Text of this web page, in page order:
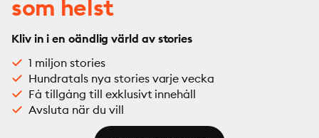
som helst
Kliv in i en oändlig värld av stories
1 miljon stories
Hundratals nya stories varje vecka
Få tillgång till exklusivt innehåll
Avsluta när du vill